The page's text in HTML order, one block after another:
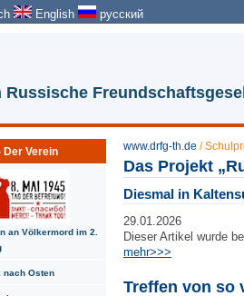
English русский
Russische
Der Verein
an Völkermord im 2.
nach Osten
www.drfg-th.de /
Das Projekt
Diesmal in
29.01.2026
Dieser Artikel wurde
mehr>>>
Treffen von so